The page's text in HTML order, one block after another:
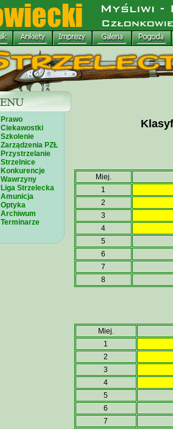
Prawo
Ciekawostki
Szkolenie
Zarządzenia PZŁ
Przystrzelanie
Strzelnice
Konkurencje
Wawrzyny
Liga Strzelecka
Amunicja
Optyka
Archiwum
Terminarze
Miej.
1
2
3
4
5
6
7
8
Miej.
1
2
3
4
5
6
7